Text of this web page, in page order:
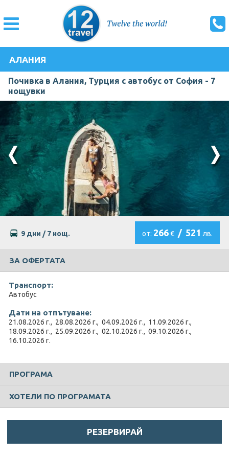
АЛАНИЯ
Почивка в Алания, Турция с автобус от София - 7
нощувки
9 дни / 7 нощ. от: 266€ / 521 лв.
ЗА ОФЕРТАТА
Транспорт:
Автобус
Дати на отпътуване:
21.08.2026 г., 28.08.2026 г., 04.09.2026 г., 11.09.2026 г.,
18.09.2026 г., 25.09.2026 г., 02.10.2026 г., 09.10.2026 г.,
16.10.2026 г.
ПРОГРАМА
ХОТЕЛИ ПО ПРОГРАМАТА
РЕЗЕРВИРАЙ